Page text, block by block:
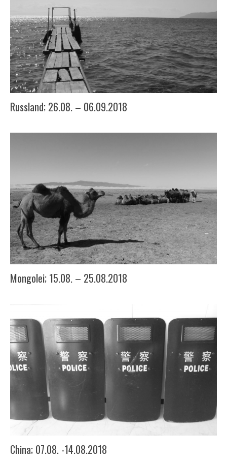
Russland; 26.08. – 06.09.2018
Mongolei; 15.08. – 25.08.2018
China; 07.08. -14.08.2018